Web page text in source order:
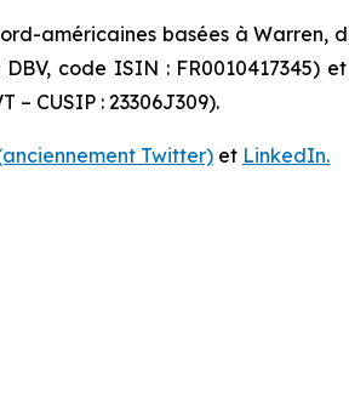
américaines basées à Warren,
code ISIN : FR0010417345)
CUSIP : 23306J309).
Twitter) et LinkedIn.